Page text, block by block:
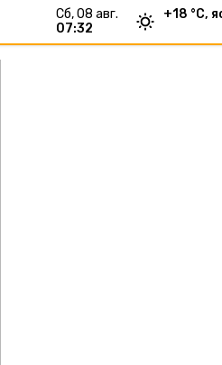
сб, 08 авг.
07:32
+18 °С,